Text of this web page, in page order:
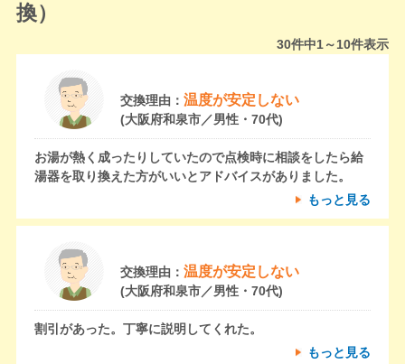
換）
30件中1～10件表示
交換理由： 温度が安定しない
(大阪府和泉市／男性・70代)
お湯が熱く成ったりしていたので点検時に相談をしたら給
湯器を取り換えた方がいいとアドバイスがありました。
もっと見る
交換理由： 温度が安定しない
(大阪府和泉市／男性・70代)
割引があった。丁寧に説明してくれた。
もっと見る